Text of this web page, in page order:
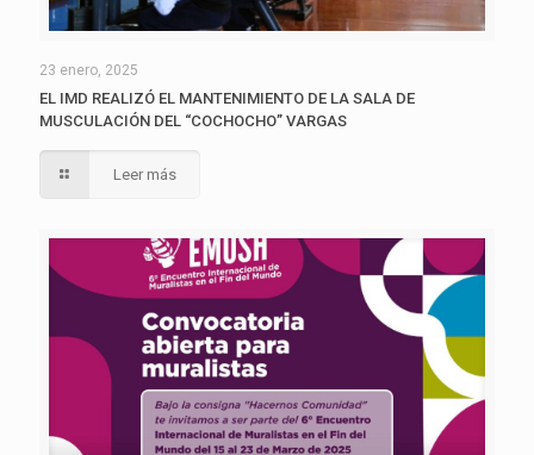
23 enero, 2025
EL IMD REALIZÓ EL MANTENIMIENTO DE LA SALA DE
MUSCULACIÓN DEL “COCHOCHO” VARGAS
Leer más